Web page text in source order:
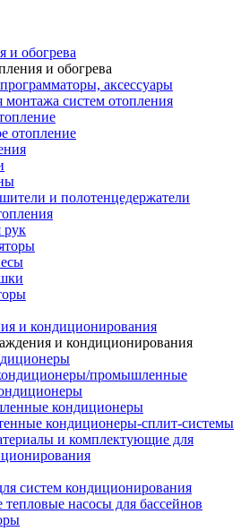
и обогрева
и обогрева
аксессуары
монтажа систем отопления
отопление
и полотенцедержатели
рук
и кондиционирования
и кондиционирования
промышленные
кондиционеры
кондиционеры-сплит-системы
и комплектующие для
систем кондиционирования
насосы для бассейнов